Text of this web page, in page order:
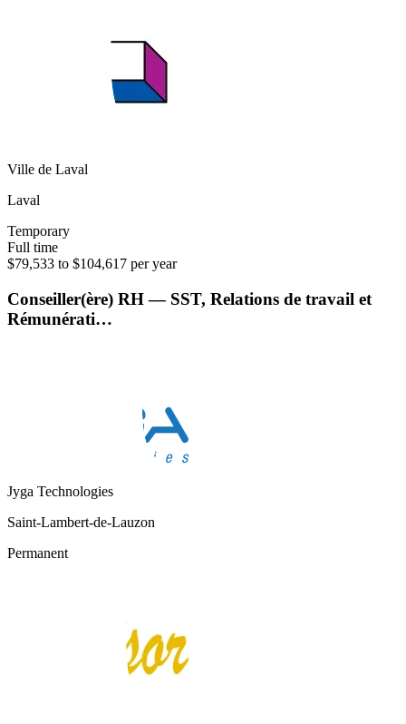
Ville de Laval
Laval
Temporary
Full time
$79,533 to $104,617 per year
Conseiller(ère) RH — SST, Relations de travail et
Rémunérati…
Jyga Technologies
Saint-Lambert-de-Lauzon
Permanent